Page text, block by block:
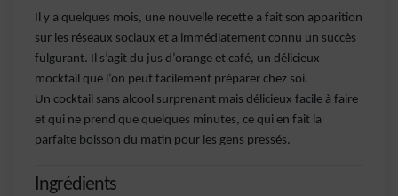
Il y a quelques mois, une nouvelle recette a fait son apparition
sur les réseaux sociaux et a immédiatement connu un succès
fulgurant. Il s’agit du jus d’orange et café, un délicieux
mocktail que l’on peut facilement préparer chez soi.
Un cocktail sans alcool surprenant mais délicieux facile à faire
et qui ne prend que quelques minutes, ce qui en fait la
parfaite boisson du matin pour les gens pressés.
Ingrédients